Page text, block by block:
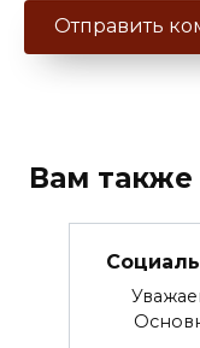
Вам также